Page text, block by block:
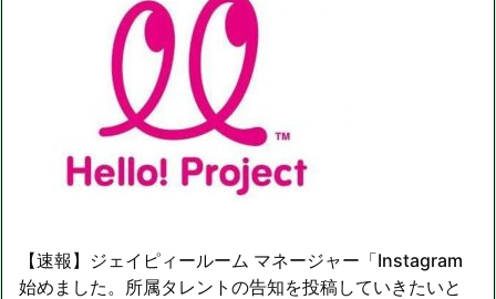
【速報】ジェイピィールーム マネージャー「Instagram
始めました。所属タレントの告知を投稿していきたいと